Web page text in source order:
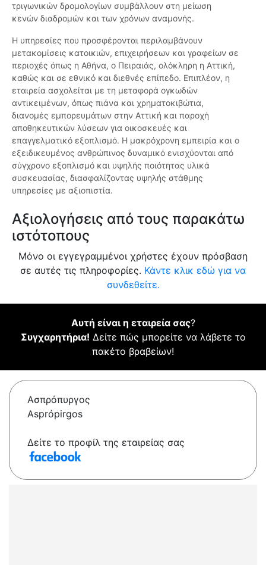
τριγωνικών δρομολογίων συμβάλλουν στη μείωση
κενών διαδρομών και των χρόνων αναμονής.
Η υπηρεσίες που προσφέρονται περιλαμβάνουν
μετακομίσεις κατοικιών, επιχειρήσεων και γραφείων σε
περιοχές όπως η Αθήνα, ο Πειραιάς, ολόκληρη η Αττική,
καθώς και σε εθνικό και διεθνές επίπεδο. Επιπλέον, η
εταιρεία ασχολείται με τη μεταφορά ογκωδών
αντικειμένων, όπως πιάνα και χρηματοκιβώτια,
διανομές εμπορευμάτων στην Αττική και παροχή
αποθηκευτικών λύσεων για οικοσκευές και
επαγγελματικό εξοπλισμό. Η μακρόχρονη εμπειρία και ο
εξειδικευμένος ανθρώπινος δυναμικό ενισχύονται από
σύγχρονο εξοπλισμό και υψηλής ποιότητας υλικά
συσκευασίας, διασφαλίζοντας υψηλής στάθμης
υπηρεσίες με αξιοπιστία.
Αξιολογήσεις από τους παρακάτω
ιστότοπους
Μόνο οι εγγεγραμμένοι χρήστες έχουν πρόσβαση
σε αυτές τις πληροφορίες. Κάντε κλικ εδώ για να
συνδεθείτε.
Αυτή είναι η εταιρεία σας?
Συγχαρητήρια! Δείτε πώς μπορείτε να λάβετε το
πακέτο βραβείων!
Ασπρόπυργος
Asprópirgos
Δείτε το προφίλ της εταιρείας σας